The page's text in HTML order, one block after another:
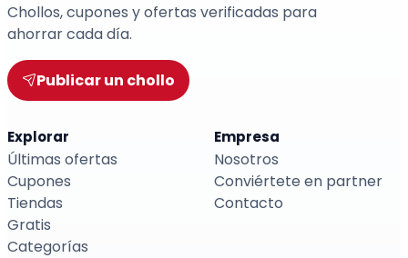
Chollos, cupones y ofertas verificadas para
ahorrar cada día.
Publicar un chollo
Explorar
Últimas ofertas
Cupones
Tiendas
Gratis
Categorías
Empresa
Nosotros
Conviértete en partner
Contacto